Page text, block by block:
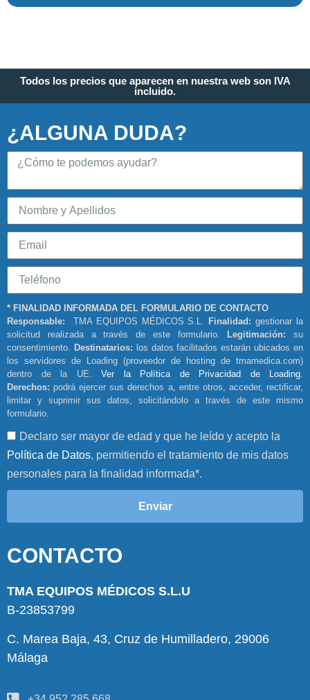
Todos los precios que aparecen en nuestra web son IVA
incluido.
CONTACTO
TMA EQUIPOS MÉDICOS S.L.U
B-23853799
C. Marea Baja, 43, Cruz de Humilladero, 29006
Málaga
¿ALGUNA DUDA?
* FINALIDAD INFORMADA DEL FORMULARIO DE CONTACTO
Responsable:
TMA EQUIPOS MÉDICOS S.L. Finalidad: gestionar la
solicitud realizada a través de este formulario.
Legitimación: su
consentimiento. Destinatarios: los datos facilitados estarán ubicados en
los servidores de Loading (proveedor de hosting de tmamedica.com)
dentro de la UE. Ver la Política de Privacidad de Loading.
Derechos:podrá ejercer sus derechos a, entre otros, acceder, rectificar,
limitar y suprimir sus datos, solicitándolo a través de este mismo
formulario.
Declaro ser mayor de edad y que he leído y acepto la
Política de Datos, permitiendo el tratamiento de mis datos
personales para la finalidad informada*.
Enviar